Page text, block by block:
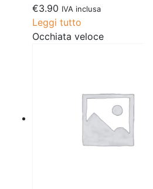
€3.90 IVA inclusa
Leggi tutto
Occhiata veloce